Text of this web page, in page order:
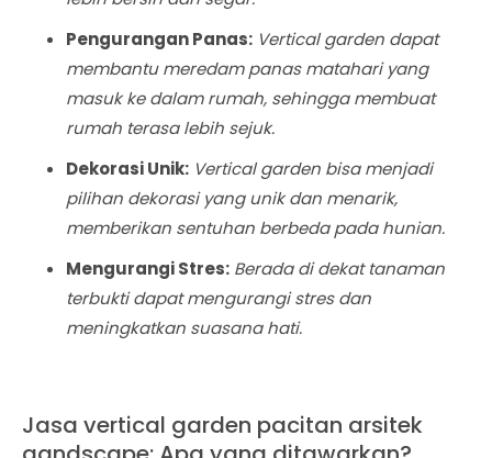
Pengurangan Panas: Vertical garden dapat
membantu meredam panas matahari yang
masuk ke dalam rumah, sehingga membuat
rumah terasa lebih sejuk.
Dekorasi Unik: Vertical garden bisa menjadi
pilihan dekorasi yang unik dan menarik,
memberikan sentuhan berbeda pada hunian.
Mengurangi Stres: Berada di dekat tanaman
terbukti dapat mengurangi stres dan
meningkatkan suasana hati.
Jasa vertical garden pacitan arsitek